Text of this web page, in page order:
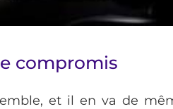
compromis
et il en va de